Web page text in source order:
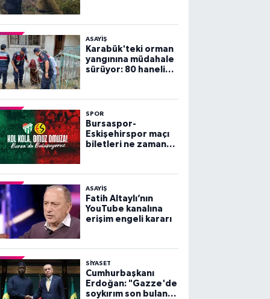
panik yaşadı
ASAYİŞ
Karabük'teki orman
yangınına müdahale
sürüyor: 80 haneli
SPOR
Bursaspor-
Eskişehirspor maçı
biletleri ne zaman
ASAYİŞ
Fatih Altaylı’nın
YouTube kanalına
erişim engeli kararı
SİYASET
Cumhurbaşkanı
Erdoğan: "Gazze'de
soykırım son bulana